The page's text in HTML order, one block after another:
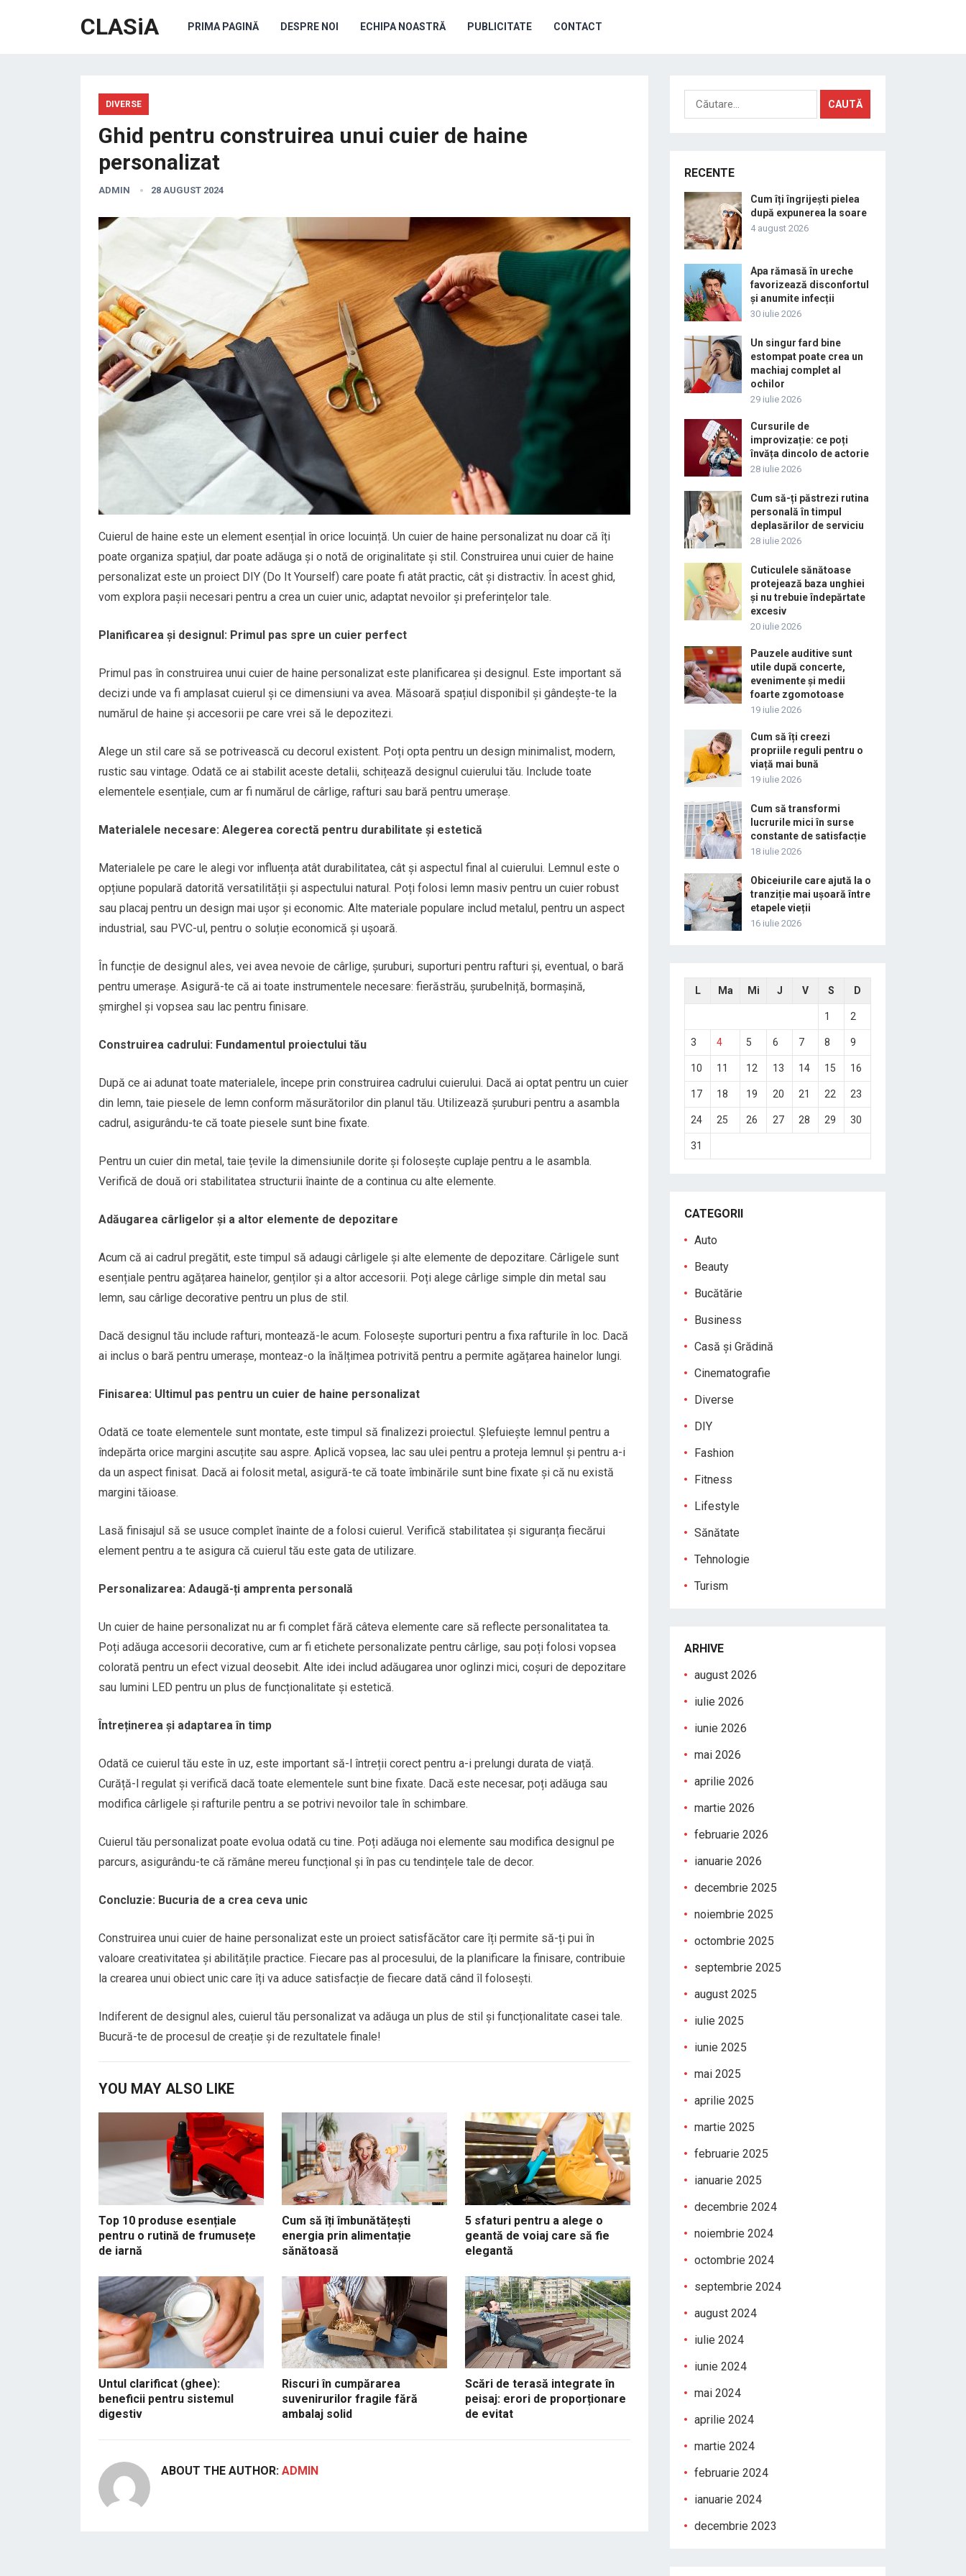
CLASiA PRIMA PAGINĂ DESPRE NOI ECHIPA NOASTRĂ PUBLICITATE CONTACT
DIVERSE
Ghid pentru construirea unui cuier de haine
personalizat
ADMIN 28 AUGUST 2024
Cuierul de haine este un element esențial în orice locuință. Un cuier de haine personalizat nu doar că îți
poate organiza spațiul, dar poate adăuga și o notă de originalitate și stil. Construirea unui cuier de haine
personalizat este un proiect DIY (Do It Yourself) care poate fi atât practic, cât și distractiv. În acest ghid,
vom explora pașii necesari pentru a crea un cuier unic, adaptat nevoilor și preferințelor tale.
Planificarea și designul: Primul pas spre un cuier perfect
Primul pas în construirea unui cuier de haine personalizat este planificarea și designul. Este important să
decizi unde va fi amplasat cuierul și ce dimensiuni va avea. Măsoară spațiul disponibil și gândește-te la
numărul de haine și accesorii pe care vrei să le depozitezi.
Alege un stil care să se potrivească cu decorul existent. Poți opta pentru un design minimalist, modern,
rustic sau vintage. Odată ce ai stabilit aceste detalii, schițează designul cuierului tău. Include toate
elementele esențiale, cum ar fi numărul de cârlige, rafturi sau bară pentru umerașe.
Materialele necesare: Alegerea corectă pentru durabilitate și estetică
Materialele pe care le alegi vor influența atât durabilitatea, cât și aspectul final al cuierului. Lemnul este o
opțiune populară datorită versatilității și aspectului natural. Poți folosi lemn masiv pentru un cuier robust
sau placaj pentru un design mai ușor și economic. Alte materiale populare includ metalul, pentru un aspect
industrial, sau PVC-ul, pentru o soluție economică și ușoară.
În funcție de designul ales, vei avea nevoie de cârlige, șuruburi, suporturi pentru rafturi și, eventual, o bară
pentru umerașe. Asigură-te că ai toate instrumentele necesare: fierăstrău, șurubelniță, bormașină,
șmirghel și vopsea sau lac pentru finisare.
Construirea cadrului: Fundamentul proiectului tău
După ce ai adunat toate materialele, începe prin construirea cadrului cuierului. Dacă ai optat pentru un cuier
din lemn, taie piesele de lemn conform măsurătorilor din planul tău. Utilizează șuruburi pentru a asambla
cadrul, asigurându-te că toate piesele sunt bine fixate.
Pentru un cuier din metal, taie țevile la dimensiunile dorite și folosește cuplaje pentru a le asambla.
Verifică de două ori stabilitatea structurii înainte de a continua cu alte elemente.
Adăugarea cârligelor și a altor elemente de depozitare
Acum că ai cadrul pregătit, este timpul să adaugi cârligele și alte elemente de depozitare. Cârligele sunt
esențiale pentru agățarea hainelor, genților și a altor accesorii. Poți alege cârlige simple din metal sau
lemn, sau cârlige decorative pentru un plus de stil.
Dacă designul tău include rafturi, montează-le acum. Folosește suporturi pentru a fixa rafturile în loc. Dacă
ai inclus o bară pentru umerașe, monteaz-o la înălțimea potrivită pentru a permite agățarea hainelor lungi.
Finisarea: Ultimul pas pentru un cuier de haine personalizat
Odată ce toate elementele sunt montate, este timpul să finalizezi proiectul. Șlefuiește lemnul pentru a
îndepărta orice margini ascuțite sau aspre. Aplică vopsea, lac sau ulei pentru a proteja lemnul și pentru a-i
da un aspect finisat. Dacă ai folosit metal, asigură-te că toate îmbinările sunt bine fixate și că nu există
margini tăioase.
Lasă finisajul să se usuce complet înainte de a folosi cuierul. Verifică stabilitatea și siguranța fiecărui
element pentru a te asigura că cuierul tău este gata de utilizare.
Personalizarea: Adaugă-ți amprenta personală
Un cuier de haine personalizat nu ar fi complet fără câteva elemente care să reflecte personalitatea ta.
Poți adăuga accesorii decorative, cum ar fi etichete personalizate pentru cârlige, sau poți folosi vopsea
colorată pentru un efect vizual deosebit. Alte idei includ adăugarea unor oglinzi mici, coșuri de depozitare
sau lumini LED pentru un plus de funcționalitate și estetică.
Întreținerea și adaptarea în timp
Odată ce cuierul tău este în uz, este important să-l întreții corect pentru a-i prelungi durata de viață.
Curăță-l regulat și verifică dacă toate elementele sunt bine fixate. Dacă este necesar, poți adăuga sau
modifica cârligele și rafturile pentru a se potrivi nevoilor tale în schimbare.
Cuierul tău personalizat poate evolua odată cu tine. Poți adăuga noi elemente sau modifica designul pe
parcurs, asigurându-te că rămâne mereu funcțional și în pas cu tendințele tale de decor.
Concluzie: Bucuria de a crea ceva unic
Construirea unui cuier de haine personalizat este un proiect satisfăcător care îți permite să-ți pui în
valoare creativitatea și abilitățile practice. Fiecare pas al procesului, de la planificare la finisare, contribuie
la crearea unui obiect unic care îți va aduce satisfacție de fiecare dată când îl folosești.
Indiferent de designul ales, cuierul tău personalizat va adăuga un plus de stil și funcționalitate casei tale.
Bucură-te de procesul de creație și de rezultatele finale!
YOU MAY ALSO LIKE
Top 10 produse esențiale
pentru o rutină de frumusețe
de iarnă
Cum să îți îmbunătățești
energia prin alimentație
sănătoasă
5 sfaturi pentru a alege o
geantă de voiaj care să fie
elegantă
Untul clarificat (ghee):
beneficii pentru sistemul
digestiv
Riscuri în cumpărarea
suvenirurilor fragile fără
ambalaj solid
Scări de terasă integrate în
peisaj: erori de proporționare
de evitat
ABOUT THE AUTHOR: ADMIN
Caută
după:
RECENTE
Cum îți îngrijești pielea
după expunerea la soare
4 august 2026
Apa rămasă în ureche
favorizează disconfortul
și anumite infecții
30 iulie 2026
Un singur fard bine
estompat poate crea un
machiaj complet al
ochilor
29 iulie 2026
Cursurile de
improvizație: ce poți
învăța dincolo de actorie
28 iulie 2026
Cum să-ți păstrezi rutina
personală în timpul
deplasărilor de serviciu
28 iulie 2026
Cuticulele sănătoase
protejează baza unghiei
și nu trebuie îndepărtate
excesiv
20 iulie 2026
Pauzele auditive sunt
utile după concerte,
evenimente și medii
foarte zgomotoase
19 iulie 2026
Cum să îți creezi
propriile reguli pentru o
viață mai bună
19 iulie 2026
Cum să transformi
lucrurile mici în surse
constante de satisfacție
18 iulie 2026
Obiceiurile care ajută la o
tranziție mai ușoară între
etapele vieții
16 iulie 2026
L Ma Mi J V S D
1 2
3 4 5 6 7 8 9
10 11 12 13 14 15 16
17 18 19 20 21 22 23
24 25 26 27 28 29 30
31
CATEGORII
Auto
Beauty
Bucătărie
Business
Casă și Grădină
Cinematografie
Diverse
DIY
Fashion
Fitness
Lifestyle
Sănătate
Tehnologie
Turism
ARHIVE
august 2026
iulie 2026
iunie 2026
mai 2026
aprilie 2026
martie 2026
februarie 2026
ianuarie 2026
decembrie 2025
noiembrie 2025
octombrie 2025
septembrie 2025
august 2025
iulie 2025
iunie 2025
mai 2025
aprilie 2025
martie 2025
februarie 2025
ianuarie 2025
decembrie 2024
noiembrie 2024
octombrie 2024
septembrie 2024
august 2024
iulie 2024
iunie 2024
mai 2024
aprilie 2024
martie 2024
februarie 2024
ianuarie 2024
decembrie 2023